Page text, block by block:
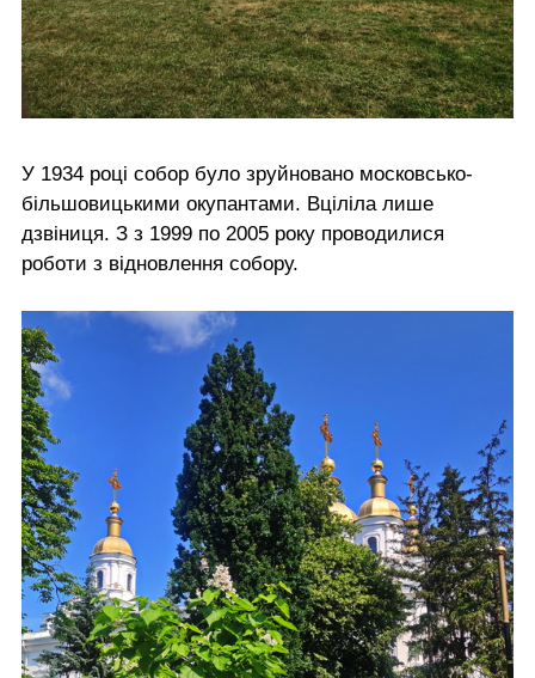
У 1934 році собор було зруйновано московсько-
більшовицькими окупантами. Вціліла лише
дзвіниця. З з 1999 по 2005 року проводилися
роботи з відновлення собору.